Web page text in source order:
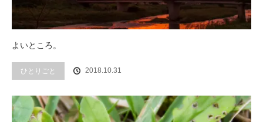
よいところ。
ひとりごと 2018.10.31